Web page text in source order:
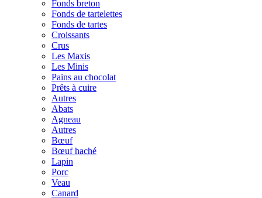
Fonds breton
Fonds de tartelettes
Fonds de tartes
Croissants
Crus
Les Maxis
Les Minis
Pains au chocolat
Prêts à cuire
Autres
Abats
Agneau
Autres
Bœuf
Bœuf haché
Lapin
Porc
Veau
Canard